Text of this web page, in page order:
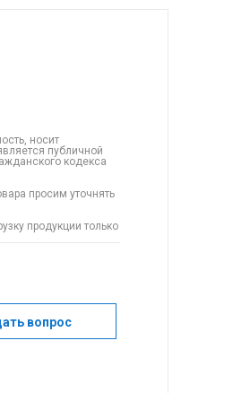
носит
публичной
кодекса
просим уточнять
продукции только
вопрос